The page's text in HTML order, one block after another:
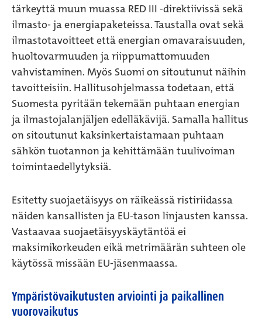
tärkeyttä muun muassa RED III -direktiivissä sekä
ilmasto- ja energiapaketeissa. Taustalla ovat sekä
ilmastotavoitteet että energian omavaraisuuden,
huoltovarmuuden ja riippumattomuuden
vahvistaminen. Myös Suomi on sitoutunut näihin
tavoitteisiin. Hallitusohjelmassa todetaan, että
Suomesta pyritään tekemään puhtaan energian
ja ilmastojalanjäljen edelläkävijä. Samalla hallitus
on sitoutunut kaksinkertaistamaan puhtaan
sähkön tuotannon ja kehittämään tuulivoiman
toimintaedellytyksiä.
Esitetty suojaetäisyys on räikeässä ristiriidassa
näiden kansallisten ja EU-tason linjausten kanssa.
Vastaavaa suojaetäisyyskäytäntöä ei
maksimikorkeuden eikä metrimäärän suhteen ole
käytössä missään EU-jäsenmaassa.
Ympäristövaikutusten arviointi ja paikallinen
vuorovaikutus